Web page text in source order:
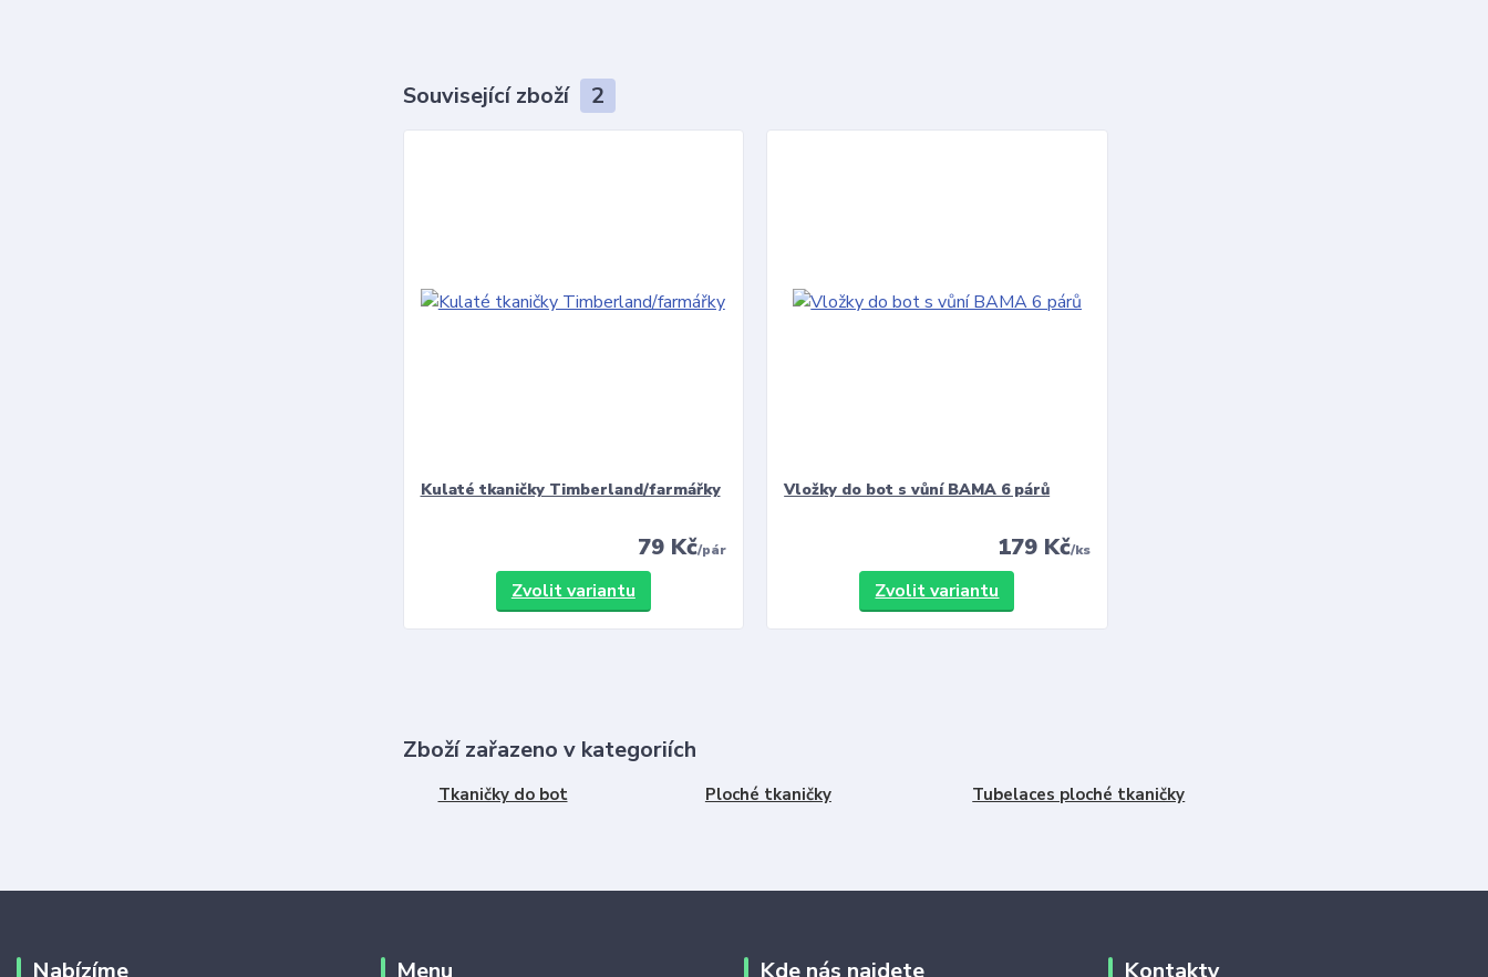
Související zboží 2
Kulaté tkaničky Timberland/farmářky
79 Kč/pár
Zvolit variantu
Vložky do bot s vůní BAMA 6 párů
179 Kč/ks
Zvolit variantu
Zboží zařazeno v kategoriích
Tkaničky do bot Ploché tkaničky Tubelaces ploché tkaničky
Nabízíme Menu Kde nás najdete Kontakty